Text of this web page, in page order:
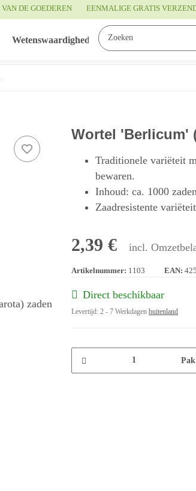
DE GOEDEREN EENMALIGE GRATIS
Wetenswaardigheden
Wortel 'Berlicum'
Traditionele variëteit
bewaren.
Inhoud: ca. 1000
Zaadresistente
2,39 € incl.
Artikelnummer: 1103 EAN:
Direct beschikbaar
Levertijd: 2 - 7 Werkdagen buitenland